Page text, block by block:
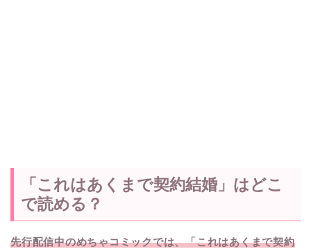
「これはあくまで契約結婚」はどこ
で読める？
先行配信中のめちゃコミックでは、「これはあくまで契約